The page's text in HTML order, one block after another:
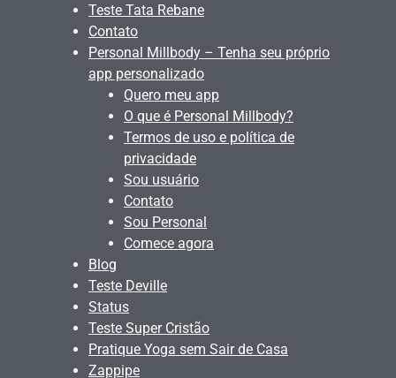
Teste Tata Rebane
Contato
Personal Millbody – Tenha seu próprio
app personalizado
Quero meu app
O que é Personal Millbody?
Termos de uso e política de
privacidade
Sou usuário
Contato
Sou Personal
Comece agora
Blog
Teste Deville
Status
Teste Super Cristão
Pratique Yoga sem Sair de Casa
Zappipe